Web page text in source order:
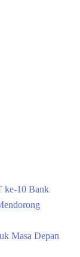
ke-10 Bank
Masa Depan